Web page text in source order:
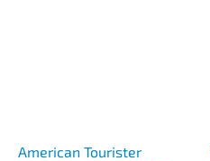
American Tourister